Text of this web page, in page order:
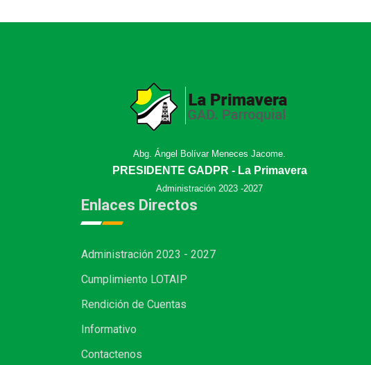
Abg. Ángel Bolívar Meneces Jacome.
PRESIDENTE GADPR - La Primavera
Administración 2023 -2027
Enlaces Directos
Administración 2023 - 2027
Cumplimiento LOTAIP
Rendición de Cuentas
Informativo
Contactenos